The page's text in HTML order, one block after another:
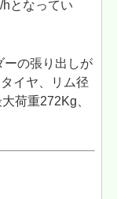
となってい
ーの張り出しが
イヤ、リム径
荷重272Kg、